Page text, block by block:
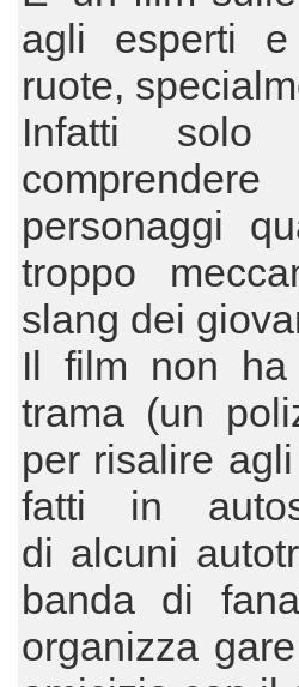
agli esperti
ruote,
Infatti solo
personaggi
troppo
slang dei
Il film non
trama (un
per risalire
fatti in
di alcuni
banda di
organizza